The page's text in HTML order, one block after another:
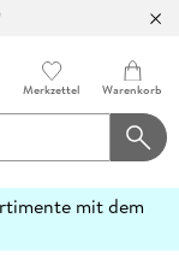
Merkzettel Warenkorb
mit dem